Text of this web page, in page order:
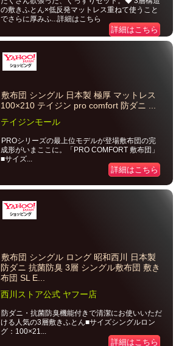
の敷きふとん×低反発マットレス重ねて使うこと
でさらに厚みふ...詳細はこちら
詳細はこちら
敷布団 シングル 日本製 極厚 マットレス
100×210 テイジン pro comfort 防ダニ ...
テイジンモール
PROシリーズの最上位モデルが登場敷布団の完
成形がいまここに。「PRO COMFORT 敷布団」
■サイズ...
詳細はこちら
敷布団 シングル ロング 昭和西川 日本製
防ダニ 抗菌防臭 3層 シングル敷布団 敷き
布団 SL E...
西川ストア公式 ヤフー店
防ダニ・抗菌防臭機能付きで清潔にお使いいただ
ける人気の3層敷きふとん■サイズシングルロン
グ：100×21...
詳細はこちら